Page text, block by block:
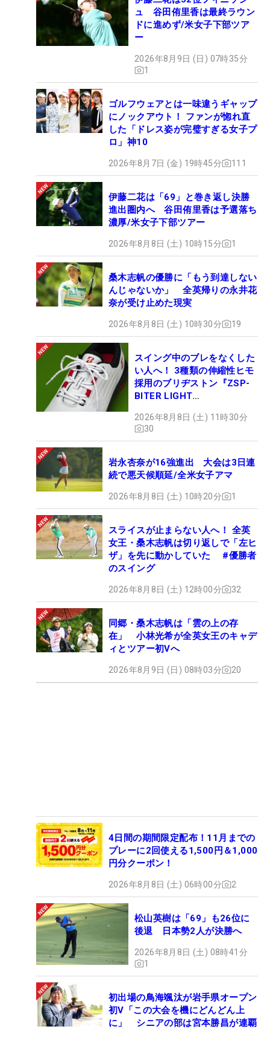
ュ 谷田侑里香は最終ラウン
ドに進めず/米女子下部ツア
ー
2026年8月9日 (日) 07時35分
1
ゴルフウェアとは一味違うギャップ
にノックアウト！ ファンが惚れ直
した「ドレス姿が完璧すぎる女子プ
ロ」神10
2026年8月7日 (金) 19時45分 111
伊藤二花は「69」と巻き返し決勝
進出圏内へ 谷田侑里香は予選落ち
濃厚/米女子下部ツアー
2026年8月8日 (土) 10時15分 1
桑木志帆の優勝に「もう到達しない
んじゃないか」 全英帰りの永井花
奈が受け止めた現実
2026年8月8日 (土) 10時30分 19
スイング中のブレをなくした
い人へ！ 3種類の伸縮性ヒモ
採用のブリヂストン『ZSP-
BITER LIGHT
ュー
2026年8月8日 (土) 11時30分
30
岩永杏奈が16強進出 大会は3日連
続で悪天候順延/全米女子アマ
2026年8月8日 (土) 10時20分 1
スライスが止まらない人へ！ 全英
女王・桑木志帆は切り返しで「左ヒ
ザ」を先に動かしていた #優勝者
のスイング
2026年8月8日 (土) 12時00分 32
同郷・桑木志帆は「雲の上の存
在」 小林光希が全英女王のキャデ
ィとツアー初Vへ
2026年8月9日 (日) 08時03分 20
4日間の期間限定配布！11月までの
プレーに2回使える1,500円＆1,000
円分クーポン！
2026年8月8日 (土) 06時00分 2
松山英樹は「69」も26位に
後退 日本勢2人が決勝へ
2026年8月8日 (土) 08時41分
1
初出場の鳥海颯汰が岩手県オープン
初V「この大会を機にどんどん上
に」 シニアの部は宮本勝昌が連覇